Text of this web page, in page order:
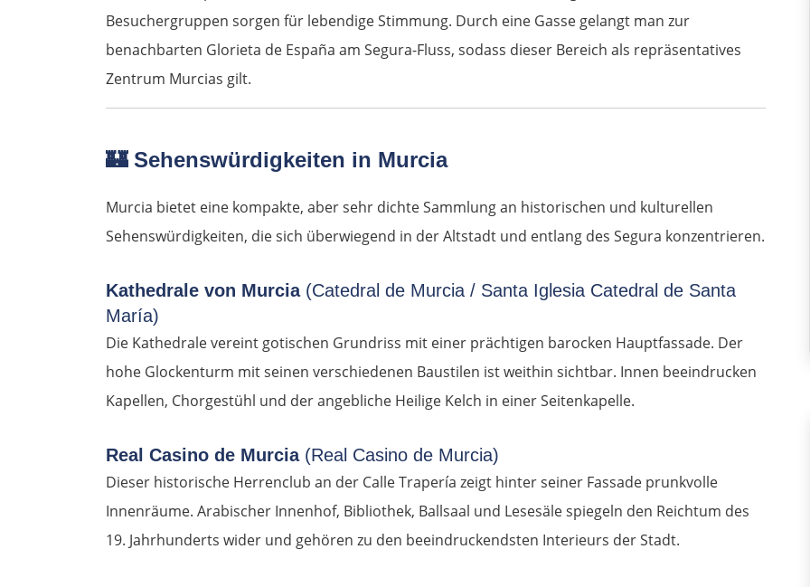
Besuchergruppen sorgen für lebendige Stimmung. Durch eine Gasse gelangt man zur
benachbarten Glorieta de España am Segura-Fluss, sodass dieser Bereich als repräsentatives
Zentrum Murcias gilt.
🏰Sehenswürdigkeiten in Murcia
Murcia bietet eine kompakte, aber sehr dichte Sammlung an historischen und kulturellen
Sehenswürdigkeiten, die sich überwiegend in der Altstadt und entlang des Segura konzentrieren.
Kathedrale von Murcia (Catedral de Murcia / Santa Iglesia Catedral de Santa
María)
Die Kathedrale vereint gotischen Grundriss mit einer prächtigen barocken Hauptfassade. Der
hohe Glockenturm mit seinen verschiedenen Baustilen ist weithin sichtbar. Innen beeindrucken
Kapellen, Chorgestühl und der angebliche Heilige Kelch in einer Seitenkapelle.
Real Casino de Murcia (Real Casino de Murcia)
Dieser historische Herrenclub an der Calle Trapería zeigt hinter seiner Fassade prunkvolle
Innenräume. Arabischer Innenhof, Bibliothek, Ballsaal und Lesesäle spiegeln den Reichtum des
19. Jahrhunderts wider und gehören zu den beeindruckendsten Interieurs der Stadt.